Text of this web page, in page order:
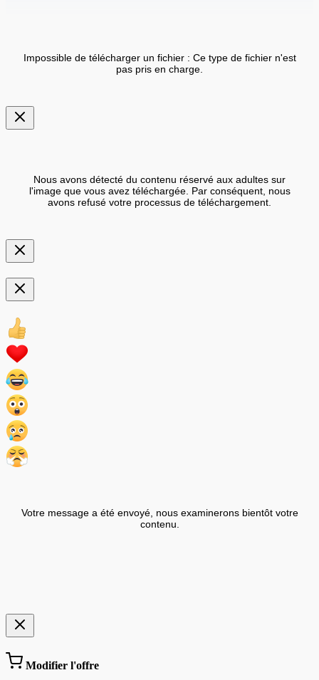
Impossible de télécharger un fichier : Ce type de fichier n'est
pas pris en charge.
Nous avons détecté du contenu réservé aux adultes sur
l'image que vous avez téléchargée. Par conséquent, nous
avons refusé votre processus de téléchargement.
Votre message a été envoyé, nous examinerons bientôt votre
contenu.
Modifier l'offre